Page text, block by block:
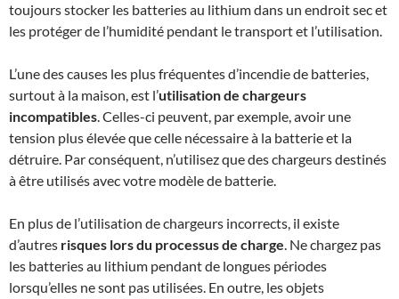
toujours stocker les batteries au lithium dans un endroit sec et
les protéger de l’humidité pendant le transport et l’utilisation.
L’une des causes les plus fréquentes d’incendie de batteries,
surtout à la maison, est l’utilisation de chargeurs
incompatibles. Celles-ci peuvent, par exemple, avoir une
tension plus élevée que celle nécessaire à la batterie et la
détruire. Par conséquent, n’utilisez que des chargeurs destinés
à être utilisés avec votre modèle de batterie.
En plus de l’utilisation de chargeurs incorrects, il existe
d’autres risques lors du processus de charge. Ne chargez pas
les batteries au lithium pendant de longues périodes
lorsqu’elles ne sont pas utilisées. En outre, les objets